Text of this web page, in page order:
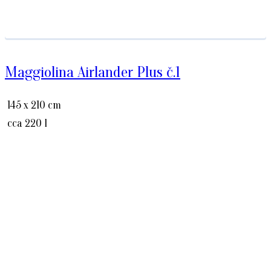
Maggiolina Airlander Plus č.1
145 x 210 cm
cca 220 l